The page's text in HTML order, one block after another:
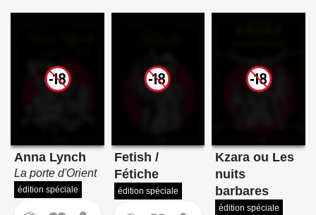
Anna Lynch
La porte d'Orient
édition spéciale
Fetish /
Fétiche
édition spéciale
Kzara ou Les
nuits
barbares
édition spéciale